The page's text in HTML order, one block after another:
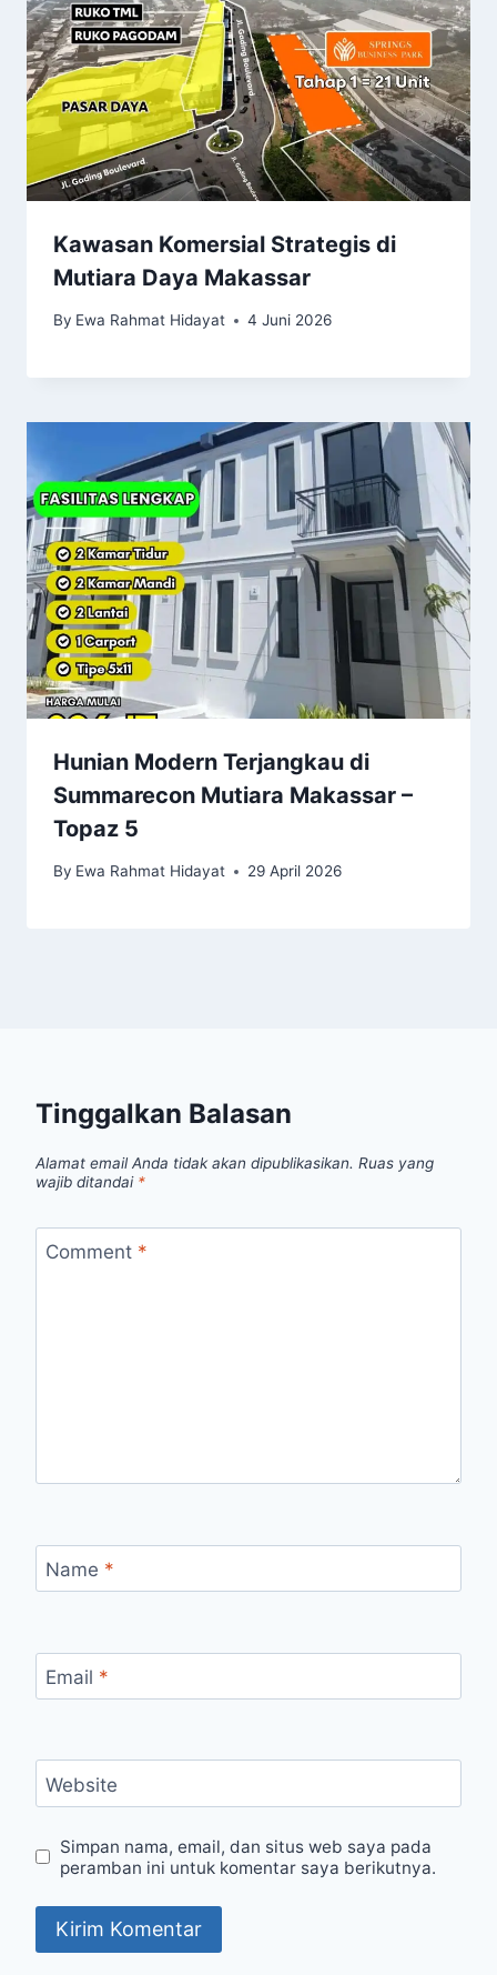
Kawasan Komersial Strategis di
Mutiara Daya Makassar
By Ewa Rahmat Hidayat 4 Juni 2026
Hunian Modern Terjangkau di
Summarecon Mutiara Makassar –
Topaz 5
By Ewa Rahmat Hidayat 29 April 2026
Tinggalkan Balasan
Alamat email Anda tidak akan dipublikasikan. Ruas yang
wajib ditandai *
Comment *
Name *
Email *
Website
Simpan nama, email, dan situs web saya pada
peramban ini untuk komentar saya berikutnya.